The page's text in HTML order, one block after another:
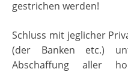
gestrichen werden!
Schluss mit jeglicher
(der Banken etc.)
Abschaffung aller